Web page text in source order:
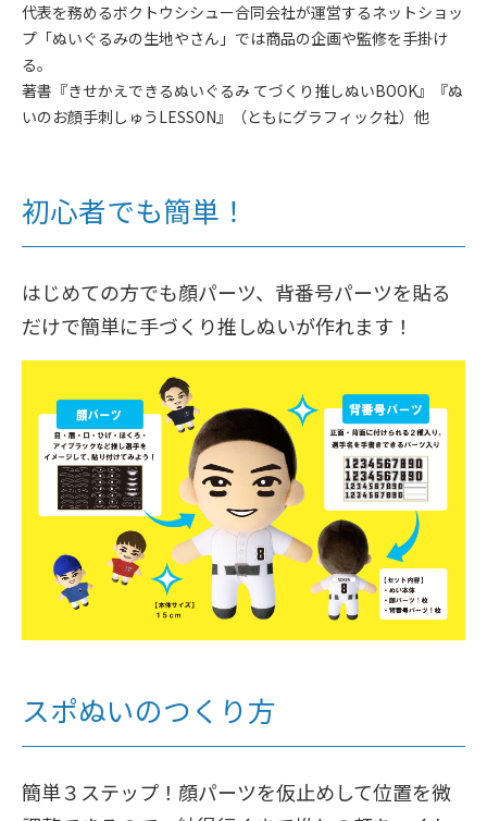
代表を務めるボクトウシシュー合同会社が運営するネットショッ
プ「ぬいぐるみの生地やさん」では商品の企画や監修を手掛け
る。
著書『きせかえできるぬいぐるみ てづくり推しぬいBOOK』『ぬ
いのお顔手刺しゅうLESSON』（ともにグラフィック社）他
初心者でも簡単！
はじめての方でも顔パーツ、背番号パーツを貼る
だけで簡単に手づくり推しぬいが作れます！
スポぬいのつくり方
簡単３ステップ！顔パーツを仮止めして位置を微